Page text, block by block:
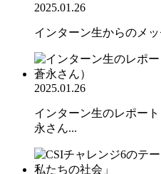
2025.01.26
インターン生からのメ
2025.01.26
インターン生のレポー
永さん...